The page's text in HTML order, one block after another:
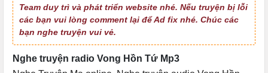
Team duy trì và phát triển website nhé. Nếu truyện bị lỗi
các bạn vui lòng comment lại để Ad fix nhé. Chúc các
bạn nghe truyện vui vẻ.
Nghe truyện radio Vong Hồn Tứ Mp3